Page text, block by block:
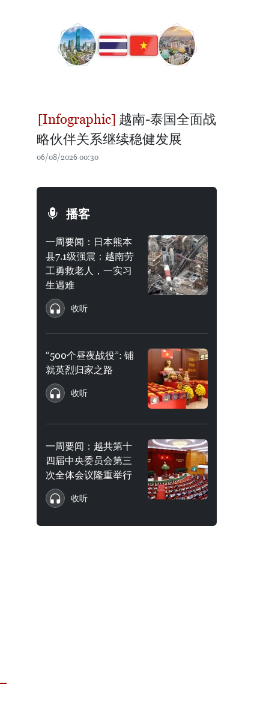
越南-泰国全面战
略伙伴关系继续稳健发展
06/08/2026 00:30
播客
一周要闻：日本熊本
县7.1级强震：越南劳
工勇救老人，一实习
生遇难
收听
“500个昼夜战役”: 铺
就英烈归家之路
收听
一周要闻：越共第十
四届中央委员会第三
次全体会议隆重举行
收听